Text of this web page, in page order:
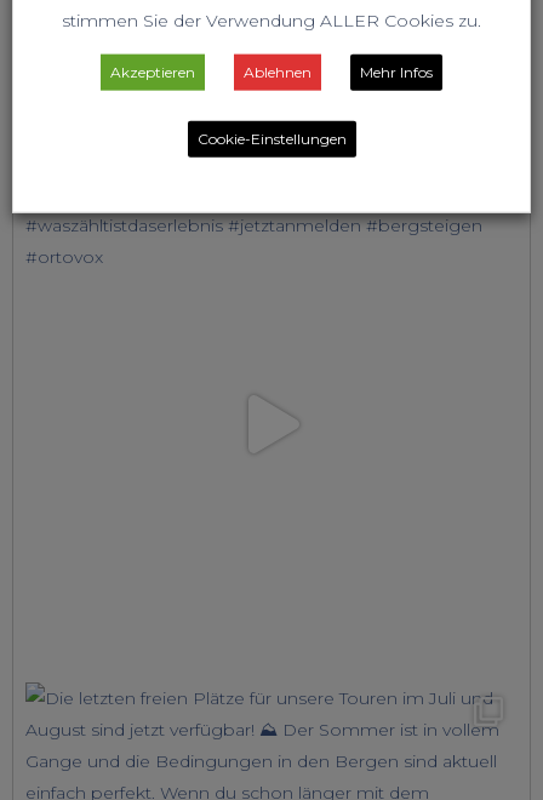
stimmen Sie der Verwendung ALLER Cookies zu.
Akzeptieren Ablehnen Mehr Infos
Cookie-Einstellungen